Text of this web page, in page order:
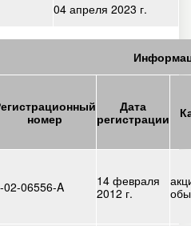
04 апреля 2023 г.
номер
Дата
регистрации
02-06556-A
14 февраля
2012 г.